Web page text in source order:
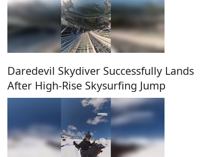
Daredevil Skydiver Successfully Lands
After High-Rise Skysurfing Jump